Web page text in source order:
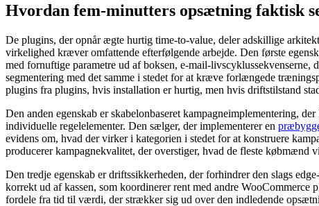
Hvordan fem-minutters opsætning faktisk
De plugins, der opnår ægte hurtig time-to-value, deler adskillige
virkelighed kræver omfattende efterfølgende arbejde. Den første
med fornuftige parametre ud af boksen, e-mail-
segmentering med det samme i stedet for at kræve forlængede
plugins fra plugins, hvis installation er hurtig, men hvis driftstilstand
Den anden egenskab er skabelonbaseret kampagneimplementering,
individuelle regelelementer. Den sælger, der implementerer en
evidens om, hvad der virker i kategorien i stedet for at konstruere
producerer kampagnekvalitet, der overstiger, hvad de fleste købmænd
Den tredje egenskab er driftssikkerheden, der forhindrer den slags
korrekt ud af kassen, som koordinerer rent med andre
fordele fra tid til værdi, der strækker sig ud over den indledende